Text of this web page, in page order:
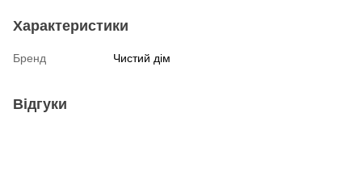
Характеристики
Бренд Чистий дім
Відгуки